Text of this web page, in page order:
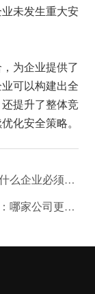
未发生重大安
为企业提供了
可以构建出全
提升了整体竞
化安全策略。
山西信息安全软件开发：为什么企业必须优先考虑数据安全？
山西与四川的科技服务对比：哪家公司更适合您的需求？